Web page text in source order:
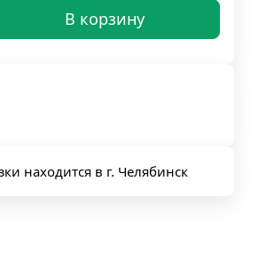
В корзину
находится в г. Челябинск